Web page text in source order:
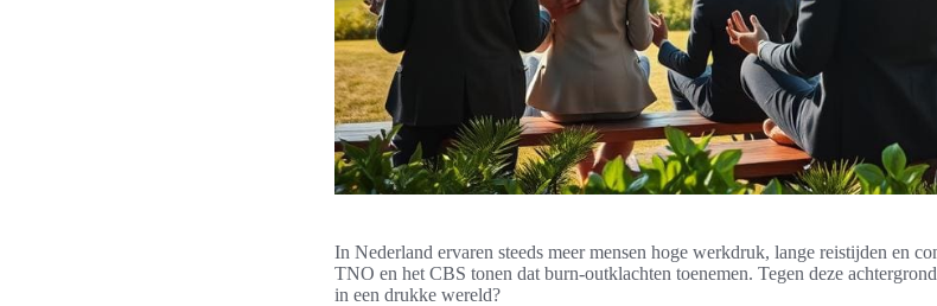
In Nederland ervaren steeds meer mensen hoge werkdruk, lange reistijden en
TNO en het CBS tonen dat burn-outklachten toenemen. Tegen deze
in een drukke wereld?